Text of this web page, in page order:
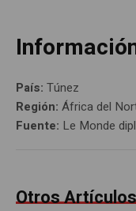
País: Túnez
Región: África del
Fuente: Le Monde
Otros Artículos